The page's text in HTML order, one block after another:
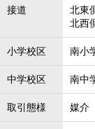
接道
北東
北西
小学校区 南小
中学校区 南中
取引態様 媒介